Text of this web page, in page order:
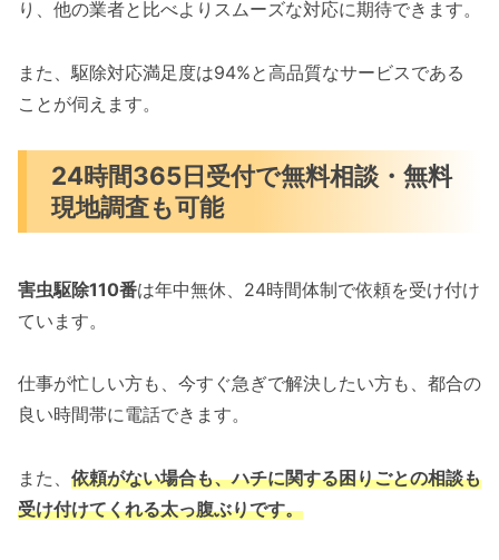
り、他の業者と比べよりスムーズな対応に期待できます。
また、駆除対応満足度は94%と高品質なサービスである
ことが伺えます。
24時間365日受付で無料相談・無料
現地調査も可能
害虫駆除110番は年中無休、24時間体制で依頼を受け付け
ています。
仕事が忙しい方も、今すぐ急ぎで解決したい方も、都合の
良い時間帯に電話できます。
また、 依頼がない場合も、ハチに関する困りごとの相談も
受け付けてくれる太っ腹ぶりです。